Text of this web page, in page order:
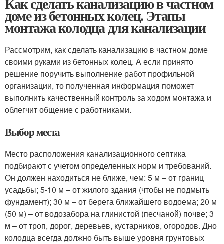
доме из бетонных колец. Этапы
монтажа колодца для канализации
Рассмотрим, как сделать канализацию в частном доме
своими руками из бетонных колец. А если принято
решение поручить выполнение работ профильной
организации, то полученная информация поможет
выполнить качественный контроль за ходом монтажа и
облегчит общение с работниками.
Выбор места
Место расположения канализационного септика
подбирают с учетом определенных норм и требований.
Он должен находиться не ближе, чем: 5 м – от границ
усадьбы; 5-10 м – от жилого здания (чтобы не подмыть
фундамент); 30 м – от берега ближайшего водоема; 20 м
(50 м) – от водозабора на глинистой (песчаной) почве; 3
м – от троп, дорог, деревьев, кустарников, огородов. Дно
колодца всегда должно быть выше уровня грунтовых